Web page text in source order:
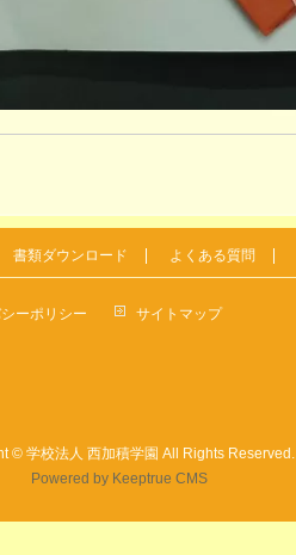
書類ダウンロード よくある質問
ーポリシー サイトマップ
© 学校法人 西加積学園 All Rights Reserved.
Powered by Keeptrue CMS